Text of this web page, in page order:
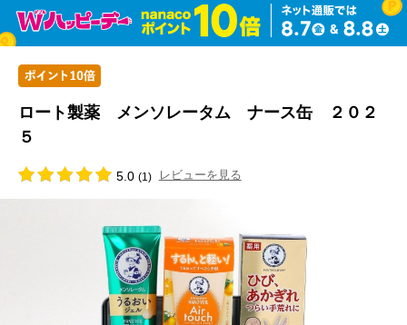
ロート製薬 メンソレータム ナース缶 ２０２
５
5.0 (1) レビューを見る